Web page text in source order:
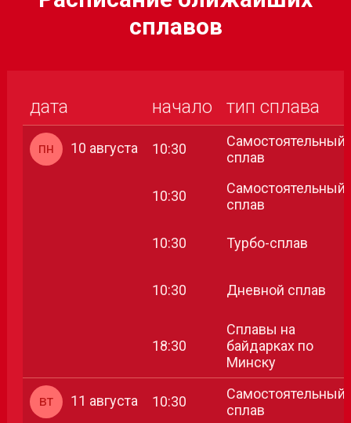
сплавов
дата начало тип сплава
пн 10 августа 10:30
Самостоятельный
сплав
10:30
Самостоятельный
сплав
10:30 Турбо-сплав
10:30 Дневной сплав
18:30
Сплавы на
байдарках по
Минску
вт 11 августа 10:30
Самостоятельный
сплав